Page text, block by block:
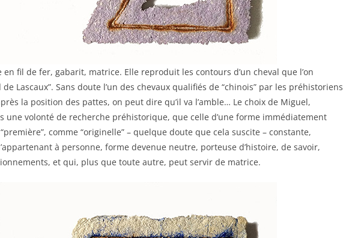
fil de fer, gabarit, matrice. Elle reproduit les contours d’un cheval que l’on
Lascaux”. Sans doute l’un des chevaux qualifiés de “chinois” par les préhistoriens
la position des pattes, on peut dire qu’il va l’amble… Le choix de Miguel,
une volonté de recherche préhistorique, que celle d’une forme immédiatement
comme “originelle” – quelque doute que cela suscite – constante,
à personne, forme devenue neutre, porteuse d’histoire, de savoir,
et qui, plus que toute autre, peut servir de matrice.